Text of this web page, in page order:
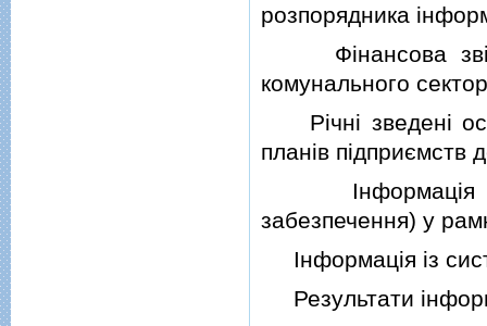
розпорядника
Фiнансова
комунального
Рiчнi зведенi
планiв пiдприємств
Iнформацiя про
забезпечення) у
Iнформацiя iз
Результати